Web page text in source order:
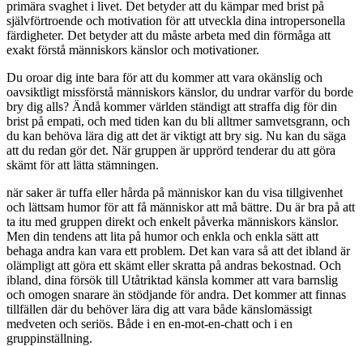
primära svaghet i livet. Det betyder att du kämpar med brist på
självförtroende och motivation för att utveckla dina intropersonella
färdigheter. Det betyder att du måste arbeta med din förmåga att
exakt förstå människors känslor och motivationer.
Du oroar dig inte bara för att du kommer att vara okänslig och
oavsiktligt missförstå människors känslor, du undrar varför du borde
bry dig alls? Ändå kommer världen ständigt att straffa dig för din
brist på empati, och med tiden kan du bli alltmer samvetsgrann, och
du kan behöva lära dig att det är viktigt att bry sig. Nu kan du säga
att du redan gör det. När gruppen är upprörd tenderar du att göra
skämt för att lätta stämningen.
när saker är tuffa eller hårda på människor kan du visa tillgivenhet
och lättsam humor för att få människor att må bättre. Du är bra på att
ta itu med gruppen direkt och enkelt påverka människors känslor.
Men din tendens att lita på humor och enkla och enkla sätt att
behaga andra kan vara ett problem. Det kan vara så att det ibland är
olämpligt att göra ett skämt eller skratta på andras bekostnad. Och
ibland, dina försök till Utåtriktad känsla kommer att vara barnslig
och omogen snarare än stödjande för andra. Det kommer att finnas
tillfällen där du behöver lära dig att vara både känslomässigt
medveten och seriös. Både i en en-mot-en-chatt och i en
gruppinställning.